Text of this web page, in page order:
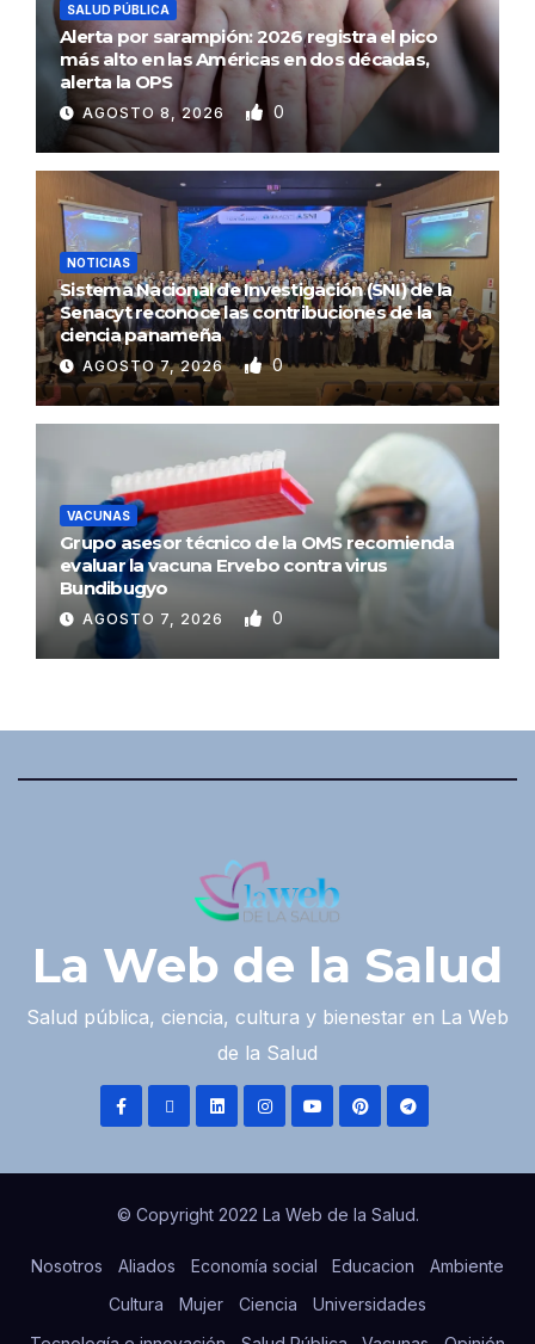
SALUD PÚBLICA
Alerta por sarampión: 2026 registra el pico
más alto en las Américas en dos décadas,
alerta la OPS
AGOSTO 8, 2026 0
NOTICIAS
Sistema Nacional de Investigación (SNI) de la
Senacyt reconoce las contribuciones de la
ciencia panameña
AGOSTO 7, 2026 0
VACUNAS
Grupo asesor técnico de la OMS recomienda
evaluar la vacuna Ervebo contra virus
Bundibugyo
AGOSTO 7, 2026 0
La Web de la Salud
Salud pública, ciencia, cultura y bienestar en La Web
de la Salud
© Copyright 2022 La Web de la Salud.
Nosotros Aliados Economía social Educacion
Ambiente
Cultura
Mujer Ciencia
Universidades